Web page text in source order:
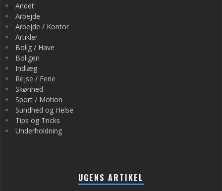
Andet
Arbejde
Arbejde / Kontor
Artikler
Bolig / Have
Boligen
Indlæg
Rejse / Ferie
Skønhed
Sport / Motion
Sundhed og Helse
Tips og Tricks
Underholdning
UGENS ARTIKEL